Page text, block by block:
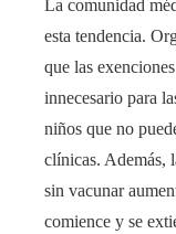
La comunidad
esta tendencia.
que las
innecesario para
niños que no
clínicas. Además,
sin vacunar
comience y se